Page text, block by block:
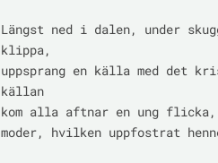
Längst ned i dalen, under
klippa,
uppsprang en källa med det
källan
kom alla aftnar en ung flicka,
moder, hvilken uppfostrat